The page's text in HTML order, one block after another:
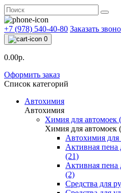
+7 (978) 540-40-80 Заказать
0
0.00р.
Оформить заказ
Список категорий
Автохимия
Автохимия
Химия для автомоек
Химия для автомоек
Автохимия
Активная пена
(21)
Активная пена
(2)
Средства для